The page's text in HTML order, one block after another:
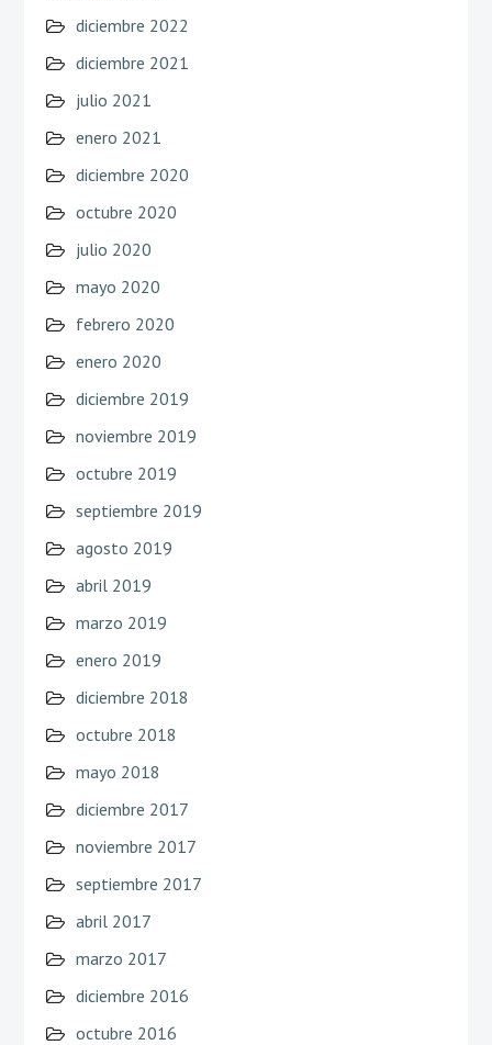
diciembre 2022
diciembre 2021
julio 2021
enero 2021
diciembre 2020
octubre 2020
julio 2020
mayo 2020
febrero 2020
enero 2020
diciembre 2019
noviembre 2019
octubre 2019
septiembre 2019
agosto 2019
abril 2019
marzo 2019
enero 2019
diciembre 2018
octubre 2018
mayo 2018
diciembre 2017
noviembre 2017
septiembre 2017
abril 2017
marzo 2017
diciembre 2016
octubre 2016